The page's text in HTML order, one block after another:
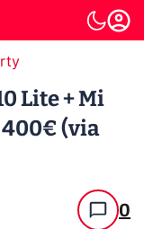
Lite + Mi
(via
0